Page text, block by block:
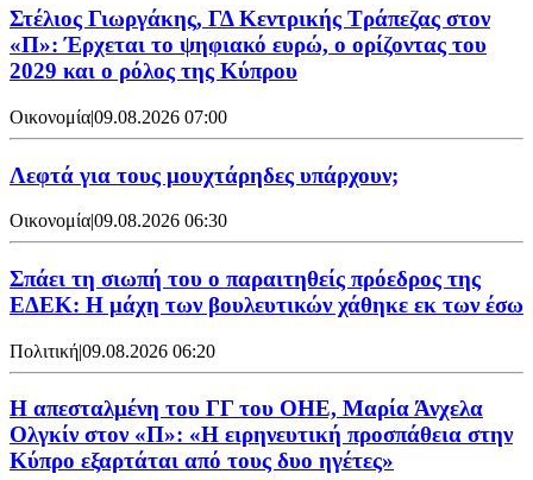
Στέλιος Γιωργάκης, ΓΔ Κεντρικής Τράπεζας στον
«Π»: Έρχεται το ψηφιακό ευρώ, ο ορίζοντας του
2029 και ο ρόλος της Κύπρου
Οικονομία|09.08.2026 07:00
Λεφτά για τους μουχτάρηδες υπάρχουν;
Οικονομία|09.08.2026 06:30
Σπάει τη σιωπή του ο παραιτηθείς πρόεδρος της
ΕΔΕΚ: Η μάχη των βουλευτικών χάθηκε εκ των έσω
Πολιτική|09.08.2026 06:20
Η απεσταλμένη του ΓΓ του ΟΗΕ, Μαρία Άνχελα
Ολγκίν στον «Π»: «Η ειρηνευτική προσπάθεια στην
Κύπρο εξαρτάται από τους δυο ηγέτες»